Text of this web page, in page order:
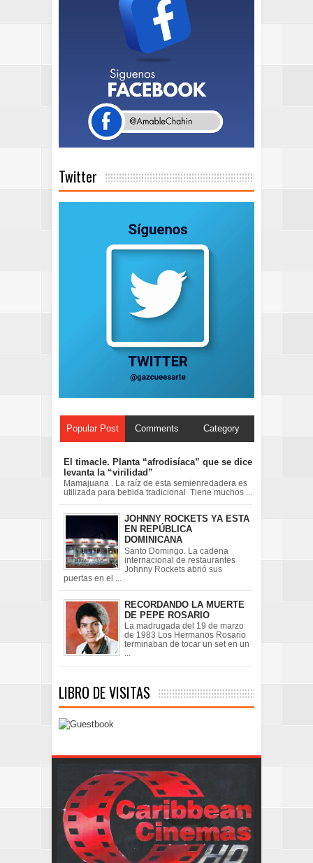
Twitter
Popular Post Comments Category
El timacle. Planta “afrodisíaca” que se dice
levanta la “virilidad”
Mamajuana . La raíz de esta semienredadera es
utilizada para bebida tradicional Tiene muchos ...
JOHNNY ROCKETS YA ESTA
EN REPÚBLICA
DOMINICANA
Santo Domingo. La cadena
internacional de restaurantes
Johnny Rockets abrió sus
puertas en el ...
RECORDANDO LA MUERTE
DE PEPE ROSARIO
La madrugada del 19 de marzo
de 1983 Los Hermanos Rosario
terminaban de tocar un set en un
...
LIBRO DE VISITAS